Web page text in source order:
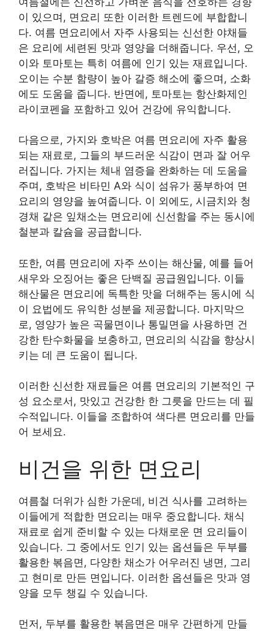
이 있으며, 면요리 또한 이러한 트렌드에 부합합니
다. 여름 면요리에서 자주 사용되는 신선한 야채들
은 요리에 세련된 맛과 영양을 더해줍니다. 우선, 오
이와 토마토는 특히 여름에 인기 있는 재료입니다.
오이는 수분 함량이 높아 갈증 해소에 좋으며, 소화
에도 도움을 줍니다. 반면에, 토마토는 항산화제인
라이코펜을 포함하고 있어 건강에 유익합니다.
다음으로, 가지와 호박은 여름 면요리에 자주 활용
되는 재료로, 그들의 부드러운 식감이 면과 잘 어우
러집니다. 가지는 체내 염증을 완화하는 데 도움을
주며, 호박은 비타민 A와 식이 섬유가 풍부하여 면
요리의 영양을 높여줍니다. 이 외에도, 시금치와 청
경채 같은 잎채소는 면요리에 신선함을 주는 동시에
철분과 칼슘을 공급합니다.
또한, 여름 면요리에 자주 쓰이는 해산물, 예를 들어
새우와 오징어는 좋은 단백질 공급원입니다. 이들
해산물은 면요리에 독특한 맛을 더해주는 동시에 식
이 요법에도 유익한 성분을 제공합니다. 마지막으
로, 영양가 높은 곡물면이나 통밀면을 사용하면 건
강한 탄수화물을 보충하고, 면요리의 식감을 향상시
키는 데 큰 도움이 됩니다.
이러한 신선한 재료들은 여름 면요리의 기본적인 구
성 요소로서, 맛있고 건강한 한 그릇을 만드는 데 필
수적입니다. 이들을 조합하여 색다른 면요리를 만들
어 보세요.
비건을 위한 면요리
여름철 더위가 심한 가운데, 비건 식사를 고려하는
이들에게 적합한 면요리는 매우 중요합니다. 채식
재료로 쉽게 준비할 수 있는 다채로운 면 요리들이
있습니다. 그 중에서도 인기 있는 옵션들은 두부를
활용한 볶음면, 다양한 채소가 어우러진 냉면, 그리
고 현미로 만든 면입니다. 이러한 옵션들은 맛과 영
양을 모두 챙길 수 있습니다.
먼저, 두부를 활용한 볶음면은 매우 간편하게 만들